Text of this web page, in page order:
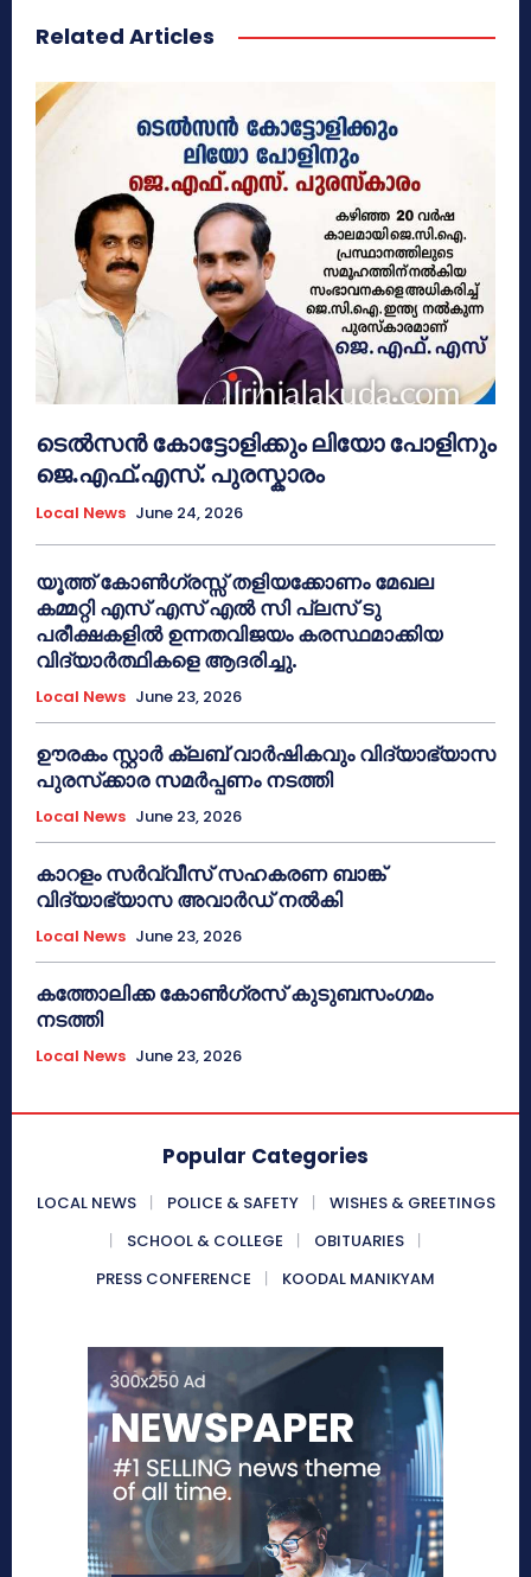
Related Articles
ടെൽസൻ കോട്ടോളിക്കും ലിയോ പോളിനും
ജെ.എഫ്.എസ്. പുരസ്കാരം
Local News June 24, 2026
യൂത്ത് കോൺഗ്രസ്സ് തളിയക്കോണം മേഖല
കമ്മറ്റി എസ് എസ് എൽ സി പ്ലസ് ടു
പരീക്ഷകളിൽ ഉന്നതവിജയം കരസ്ഥമാക്കിയ
വിദ്യാർത്ഥികളെ ആദരിച്ചു.
Local News June 23, 2026
ഊരകം സ്റ്റാർ ക്ലബ് വാർഷികവും വിദ്യാഭ്യാസ
പുരസ്‌ക്കാര സമർപ്പണം നടത്തി
Local News June 23, 2026
കാറളം സർവ്വീസ് സഹകരണ ബാങ്ക്
വിദ്യാഭ്യാസ അവാർഡ് നൽകി
Local News June 23, 2026
കത്തോലിക്ക കോൺഗ്രസ് കുടുബസംഗമം
നടത്തി
Local News June 23, 2026
Popular Categories
LOCAL NEWS POLICE & SAFETY
WISHES & GREETINGS
SCHOOL & COLLEGE
OBITUARIES
PRESS CONFERENCE
KOODAL MANIKYAM